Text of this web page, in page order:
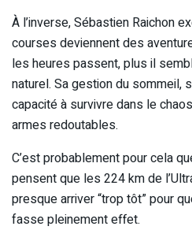
À l’inverse, Sébastien Raichon
courses deviennent des
les heures passent, plus il
naturel. Sa gestion du sommeil,
capacité à survivre dans le
armes redoutables.
C’est probablement pour cela
pensent que les 224 km de
presque arriver “trop tôt” pour
fasse pleinement effet.